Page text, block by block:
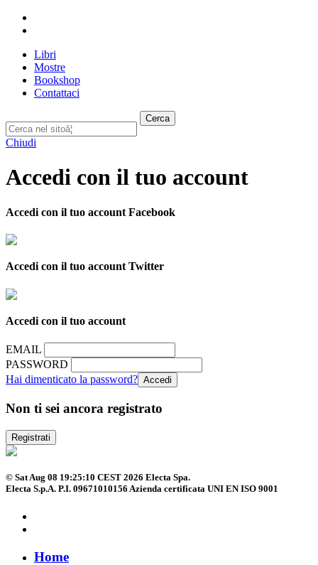
Libri
Mostre
Bookshop
Contattaci
Cerca
Chiudi
Accedi con il tuo account
Accedi con il tuo account Facebook
Accedi con il tuo account Twitter
Accedi con il tuo account
EMAIL
PASSWORD
Hai dimenticato la password?
Non ti sei ancora registrato
Registrati
© Sat Aug 08 19:25:10 CEST 2026 Electa Spa.
Electa S.p.A. P.I. 09671010156 Azienda certificata UNI EN ISO 9001
Home